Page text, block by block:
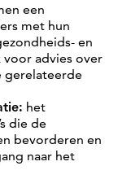
een
met hun
en
advies over
gerelateerde
het
die de
bevorderen en
naar het